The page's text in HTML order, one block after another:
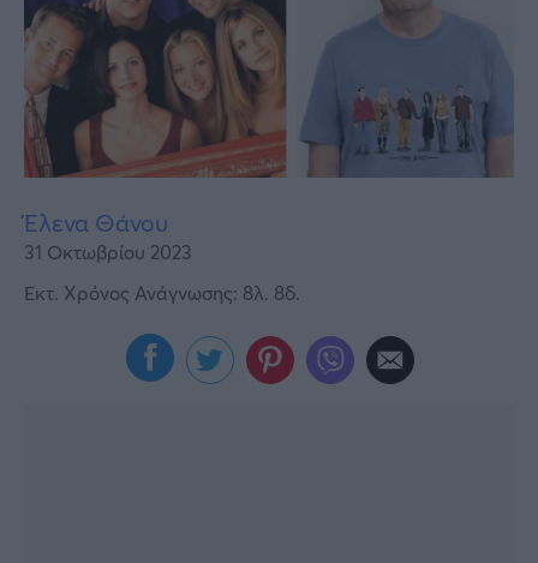
Υγεία
Γυναίκα
Καιρός
Έλενα Θάνου
31 Οκτωβρίου 2023
Εκτ. Χρόνος Ανάγνωσης: 8λ. 8δ.